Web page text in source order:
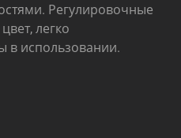
Регулировочные
легко
в использовании.